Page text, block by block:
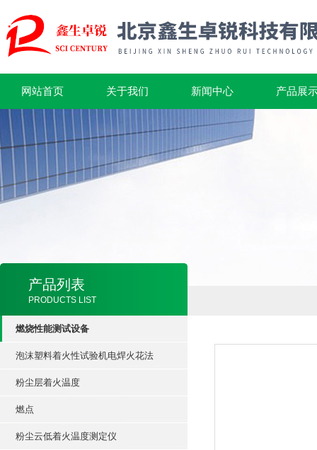
网站首页 关于我们 新闻中心 产品展
产品列表
PRODUCTS LIST
燃烧性能测试设备
泡沫塑料着火性试验机电焊火花法
粉尘层着火温度
燃点
粉尘云低着火温度测定仪